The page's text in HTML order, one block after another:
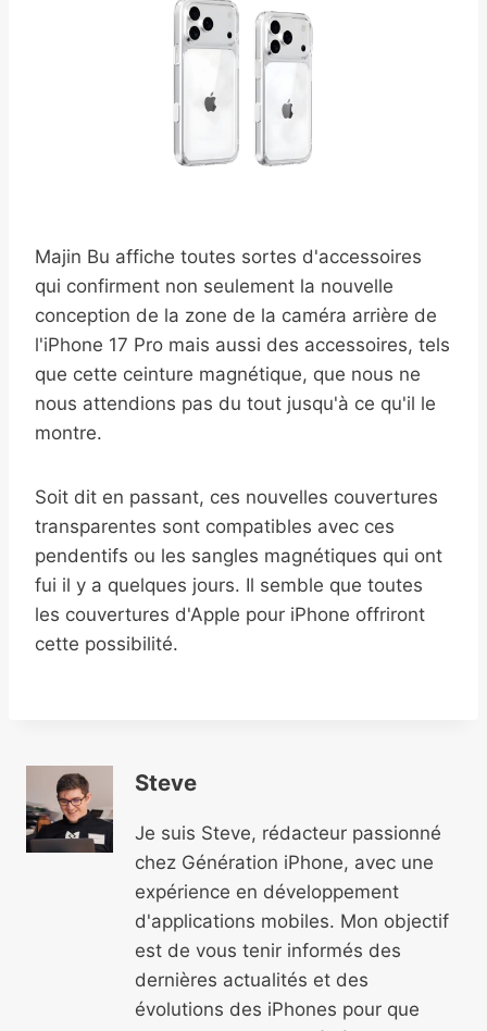
Majin Bu affiche toutes sortes d'accessoires
qui confirment non seulement la nouvelle
conception de la zone de la caméra arrière de
l'iPhone 17 Pro mais aussi des accessoires, tels
que cette ceinture magnétique, que nous ne
nous attendions pas du tout jusqu'à ce qu'il le
montre.
Soit dit en passant, ces nouvelles couvertures
transparentes sont compatibles avec ces
pendentifs ou les sangles magnétiques qui ont
fui il y a quelques jours. Il semble que toutes
les couvertures d'Apple pour iPhone offriront
cette possibilité.
Steve
Je suis Steve, rédacteur passionné
chez Génération iPhone, avec une
expérience en développement
d'applications mobiles. Mon objectif
est de vous tenir informés des
dernières actualités et des
évolutions des iPhones pour que